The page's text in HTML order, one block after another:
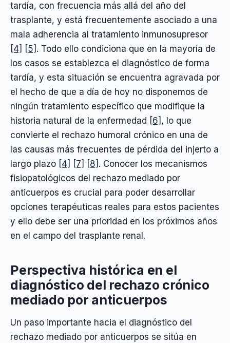
tardía, con frecuencia más allá del año del
trasplante, y está frecuentemente asociado a una
mala adherencia al tratamiento inmunosupresor
[4] [5] . Todo ello condiciona que en la mayoría de
los casos se establezca el diagnóstico de forma
tardía, y esta situación se encuentra agravada por
el hecho de que a día de hoy no disponemos de
ningún tratamiento específico que modifique la
historia natural de la enfermedad [6] , lo que
convierte el rechazo humoral crónico en una de
las causas más frecuentes de pérdida del injerto a
largo plazo [4] [7] [8] . Conocer los mecanismos
fisiopatológicos del rechazo mediado por
anticuerpos es crucial para poder desarrollar
opciones terapéuticas reales para estos pacientes
y ello debe ser una prioridad en los próximos años
en el campo del trasplante renal.
Perspectiva histórica en el
diagnóstico del rechazo crónico
mediado por anticuerpos
Un paso importante hacia el diagnóstico del
rechazo mediado por anticuerpos se sitúa en